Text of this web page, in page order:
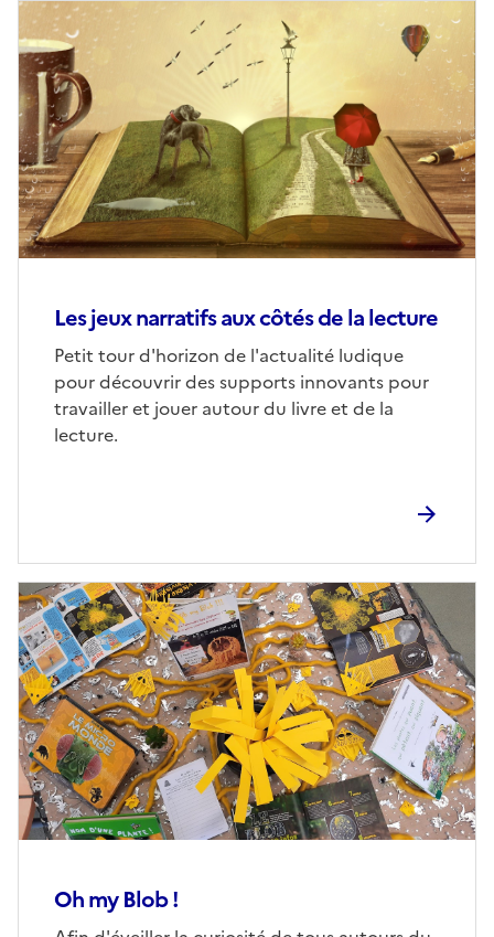
Les jeux narratifs aux côtés de la lecture
Corps
Petit tour d'horizon de l'actualité ludique
pour découvrir des supports innovants pour
travailler et jouer autour du livre et de la
lecture.
Image
de
couverture
(conseillée)
Oh my Blob !
Image
de
couverture
(conseillée)